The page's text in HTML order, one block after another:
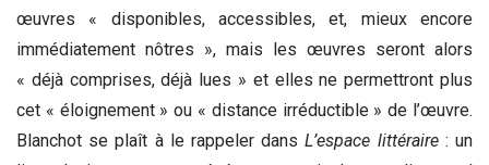
œuvres « disponibles, accessibles, et, mieux encore
immédiatement nôtres », mais les œuvres seront alors
« déjà comprises, déjà lues » et elles ne permettront plus
cet « éloignement » ou « distance irréductible » de l’œuvre.
Blanchot se plaît à le rappeler dansL’espace littéraire : un